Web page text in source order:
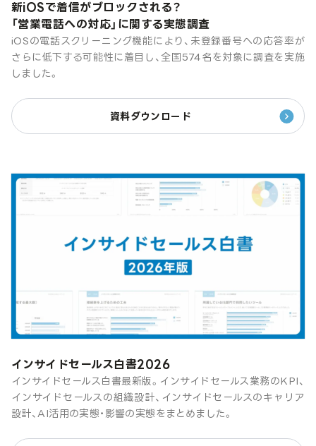
新iOSで着信がブロックされる？
「営業電話への対応」に関する実態調査
iOSの電話スクリーニング機能により、未登録番号への応答率が
さらに低下する可能性に着目し、全国574名を対象に調査を実施
しました。
資料ダウンロード
インサイドセールス白書2026
インサイドセールス白書最新版。インサイドセールス業務のKPI、
インサイドセールスの組織設計、インサイドセールスのキャリア
設計、AI活用の実態・影響の実態をまとめました。